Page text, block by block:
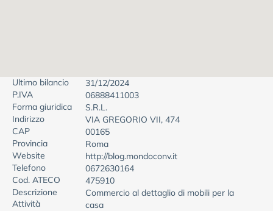
Ultimo bilancio
31/12/2024
P.IVA
06888411003
Forma giuridica
S.R.L.
Indirizzo
VIA GREGORIO VII, 474
CAP
00165
Provincia
Roma
Website
http://blog.mondoconv.it
Telefono
0672630164
Cod. ATECO
475910
Descrizione
Attività
Commercio al dettaglio di mobili per la
casa